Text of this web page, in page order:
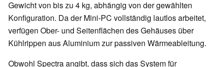
Gewicht von bis zu 4 kg, abhängig von der gewählten
Konfiguration. Da der Mini-PC vollständig lautlos arbeitet,
verfügen Ober- und Seitenflächen des Gehäuses über
Kühlrippen aus Aluminium zur passiven Wärmeableitung.
Obwohl Spectra angibt, dass sich das System für